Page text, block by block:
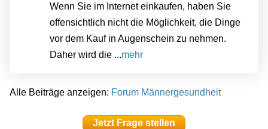
Wenn Sie im Internet einkaufen, haben Sie
offensichtlich nicht die Möglichkeit, die Dinge
vor dem Kauf in Augenschein zu nehmen.
Daher wird die ...mehr
Alle Beiträge anzeigen: Forum Männergesundheit
Jetzt Frage stellen